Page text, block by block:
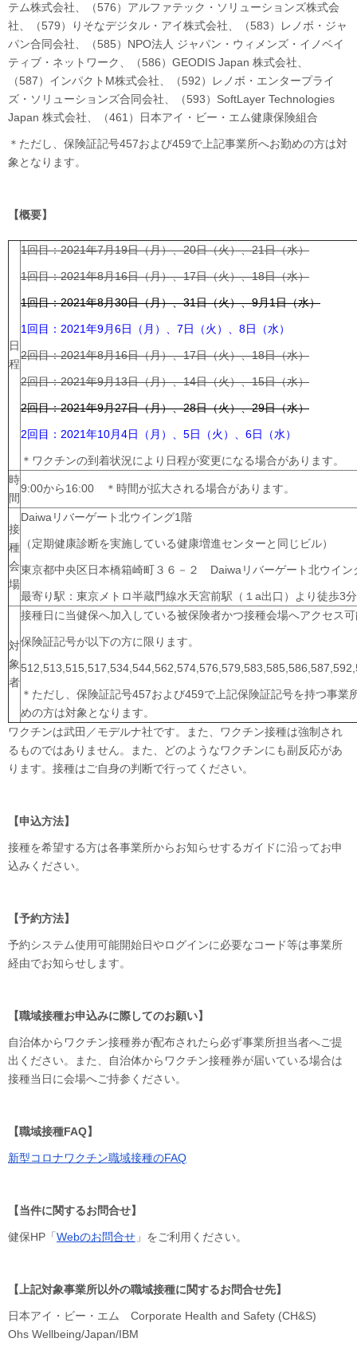
テム株式会社、（576）アルファテック・ソリューションズ株式会
社、（579）りそなデジタル・アイ株式会社、（583）レノボ・ジャ
パン合同会社、（585）NPO法人 ジャパン・ウィメンズ・イノベイ
ティブ・ネットワーク、（586）GEODIS Japan 株式会社、
（587）インパクトM株式会社、（592）レノボ・エンタープライ
ズ・ソリューションズ合同会社、（593）SoftLayer Technologies
Japan 株式会社、（461）日本アイ・ビー・エム健康保険組合
＊ただし、保険証記号457および459で上記事業所へお勤めの方は対
象となります。
【概要】
日
程
1回目：2021年7月19日（月）、20日（火）、21日（水）
1回目：2021年8月16日（月）、17日（火）、18日（水）
1回目：2021年8月30日（月）、31日（火）、9月1日（水）
1回目：2021年9月6日（月）、7日（火）、8日（水）
2回目：2021年8月16日（月）、17日（火）、18日（水）
2回目：2021年9月13日（月）、14日（火）、15日（水）
2回目：2021年9月27日（月）、28日（火）、29日（水）
2回目：2021年10月4日（月）、5日（火）、6日（水）
＊ワクチンの到着状況により日程が変更になる場合があります。
時
間
9:00から16:00 ＊時間が拡大される場合があります。
接
種
会
場
Daiwaリバーゲート北ウイング1階
（定期健康診断を実施している健康増進センターと同じビル）
東京都中央区日本橋箱崎町３６－２ Daiwaリバーゲート北ウイン
最寄り駅：東京メトロ半蔵門線水天宮前駅（１a出口）より徒歩3分
対
象
者
接種日に当健保へ加入している被保険者かつ接種会場へアクセス
保険証記号が以下の方に限ります。
＊ただし、保険証記号457および459で上記保険証記号を持つ事業
めの方は対象となります。
ワクチンは武田／モデルナ社です。また、ワクチン接種は強制され
るものではありません。また、どのようなワクチンにも副反応があ
ります。接種はご自身の判断で行ってください。
【申込方法】
接種を希望する方は各事業所からお知らせするガイドに沿ってお申
込みください。
【予約方法】
予約システム使用可能開始日やログインに必要なコード等は事業所
経由でお知らせします。
【職域接種お申込みに際してのお願い】
自治体からワクチン接種券が配布されたら必ず事業所担当者へご提
出ください。また、自治体からワクチン接種券が届いている場合は
接種当日に会場へご持参ください。
【職域接種FAQ】
新型コロナワクチン職域接種のFAQ
【当件に関するお問合せ】
健保HP「 Webのお問合せ 」をご利用ください。
【上記対象事業所以外の職域接種に関するお問合せ先】
日本アイ・ビー・エム Corporate Health and Safety (CH&S)
Ohs Wellbeing/Japan/IBM